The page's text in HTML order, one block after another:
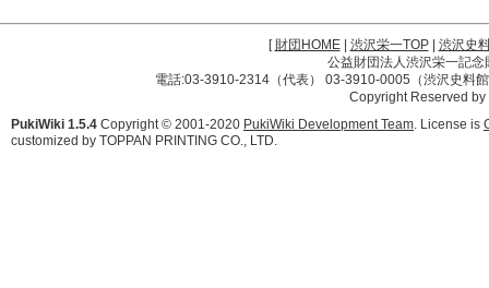
[財団HOME| 渋沢栄一TOP| 渋沢史
公益財団法人渋沢栄一記
電話:03-3910-2314（代表） 03-3910-0005（渋沢史料
Copyright Reserved
PukiWiki 1.5.4 Copyright © 2001-2020 PukiWiki Development Team. License is
customized by TOPPAN PRINTING CO., LTD.